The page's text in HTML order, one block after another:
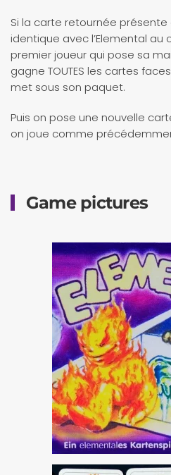
Si la carte retournée
identique avec l’Elemental au
premier joueur qui pose sa
gagne TOUTES les cartes
met sous son paquet.
Puis on pose une nouvelle
on joue comme
Game pictures